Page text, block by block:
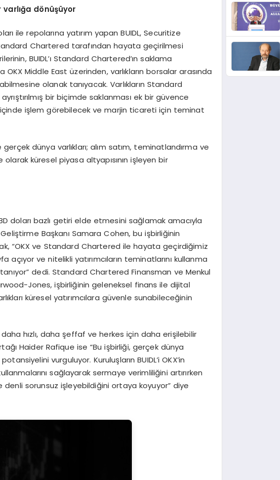
varlığa dönüşüyor
ile repolarına yatırım yapan BUIDL, Securitize
Chartered tarafından hayata geçirilmesi
BUIDL’ı Standard Chartered’ın saklama
Middle East üzerinden, varlıkların borsalar arasında
olanak tanıyacak. Varlıkların Standard
bir biçimde saklanması ek bir güvence
içinde işlem görebilecek ve marjin ticareti için teminat
dünya varlıkları; alım satım, teminatlandırma ve
küresel piyasa altyapısının işleyen bir
doları bazlı getiri elde etmesini sağlamak amacıyla
Başkanı Samara Cohen, bu işbirliğinin
“OKX ve Standard Chartered ile hayata geçirdiğimiz
ve nitelikli yatırımcıların teminatlarını kullanma
dedi. Standard Chartered Finansman ve Menkul
Jones, işbirliğinin geleneksel finans ile dijital
küresel yatırımcılara güvenle sunabileceğinin
hızlı, daha şeffaf ve herkes için daha erişilebilir
Haider Rafique ise “Bu işbirliği, gerçek dünya
vurguluyor. Kuruluşların BUIDL’i OKX’in
sağlayarak sermaye verimliliğini artırırken
sorunsuz işleyebildiğini ortaya koyuyor” diye